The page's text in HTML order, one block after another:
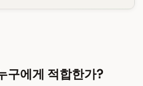
구에게 적합한가?